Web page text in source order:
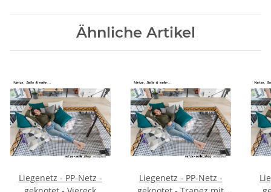
Ähnliche Artikel
Liegenetz - PP-Netz -
Liegenetz - PP-Netz -